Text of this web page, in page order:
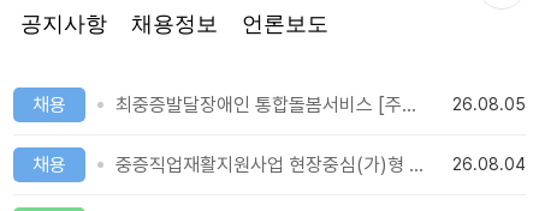
공지사항 채용정보 언론보도
채용 최중증발달장애인 통합돌봄서비스 [주간 개별 1:1] 사업수행 인력 채용 공고 26.08.05
채용 중증직업재활지원사업 현장중심(가)형 훈련지원인 채용 공고 26.08.04